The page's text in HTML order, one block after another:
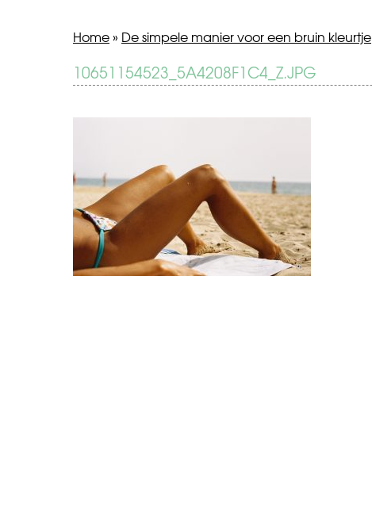
Home» De simpele manier voor een bruin kleurtje
10651154523_5A4208F1C4_Z.JPG
BERICHT
NAVIGATIE
De
simpele
voor